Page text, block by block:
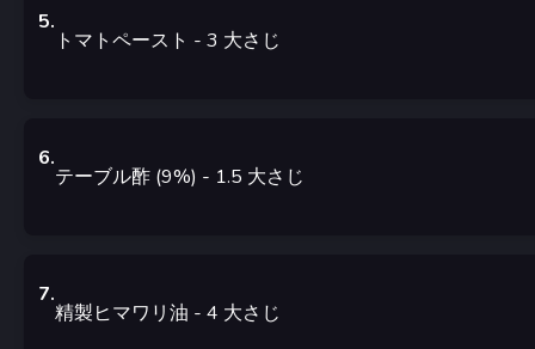
5.
トマトペースト - 3 大さじ
6.
テーブル酢 (9%) - 1.5 大さじ
7.
精製ヒマワリ油 - 4 大さじ